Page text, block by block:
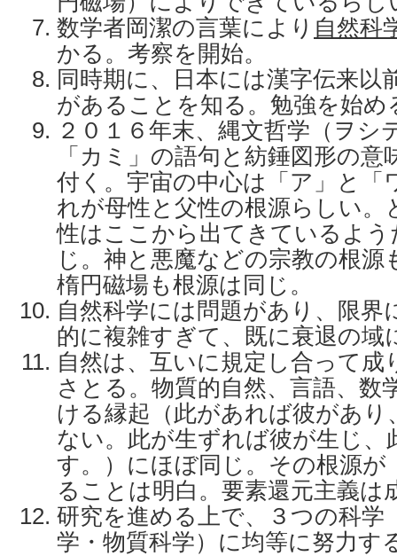
数学者岡潔の言葉により 自然科
かる。考察を開始。
同時期に、日本には漢字伝来以
があることを知る。勉強を始め
２０１６年末、縄文哲学（ヲシ
「カミ」の語句と紡錘図形の
付く。宇宙の中心は「ア」と「
れが母性と父性の根源らしい。
性はここから出てきているよう
じ。神と悪魔などの宗教の根源
楕円磁場も根源は同じ。
自然科学には問題があり、限界
的に複雑すぎて、既に衰退の域
自然は、互いに規定し合って
さとる。物質的自然、言語、数
ける縁起（此があれば彼があ
ない。此が生ずれば彼が生じ、
す。）にほぼ同じ。その根源が
ることは明白。要素還元主義は
研究を進める上で、３つの科学
学・物質科学）に均等に努力す